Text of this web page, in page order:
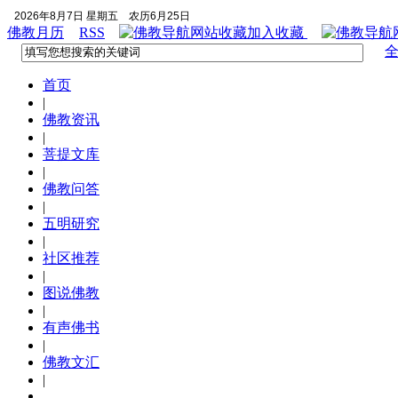
2026年8月7日 星期五 农历6月25日
佛教月历 RSS 加入收藏
首页
|
佛教资讯
|
菩提文库
|
佛教问答
|
五明研究
|
社区推荐
|
图说佛教
|
有声佛书
|
佛教文汇
|